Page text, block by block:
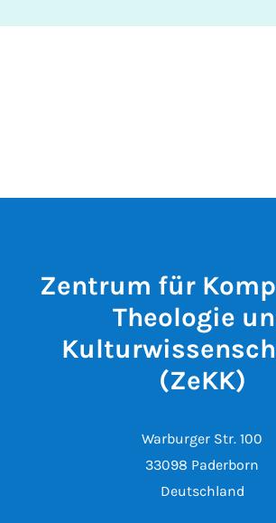
Zentrum für
Theologie
(ZeKK)
Warburger Str. 100
33098 Paderborn
Deutschland